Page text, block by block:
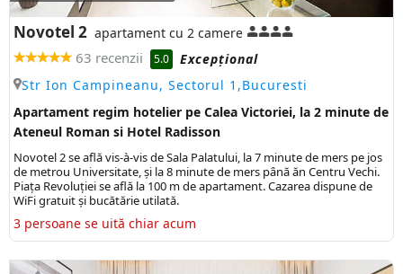
Novotel 2 apartament cu 2 camere
63 recenzii 5.0
Excepţional
Str Ion Campineanu, Sectorul 1,Bucuresti
Apartament regim hotelier pe Calea Victoriei, la 2 minute de
Ateneul Roman si Hotel Radisson
Novotel 2 se află vis-à-vis de Sala Palatului, la 7 minute de mers pe jos
de metrou Universitate, și la 8 minute de mers până ăn Centru Vechi.
Piața Revoluției se află la 100 m de apartament. Cazarea dispune de
WiFi gratuit și bucătărie utilată.
3 persoane se uită chiar acum